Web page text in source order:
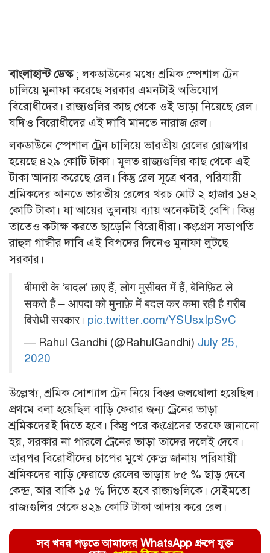
বাংলাহান্ট ডেস্ক; লকডাউনের মধ্যে শ্রমিক স্পেশাল ট্রেন
চালিয়ে মুনাফা করেছে সরকার এমনটাই অভিযোগ
বিরোধীদের। রাজ্যগুলির কাছ থেকে ওই ভাড়া নিয়েছে রেল।
যদিও বিরোধীদের এই দাবি মানতে নারাজ রেল।
লকডাউনে স্পেশাল ট্রেন চালিয়ে ভারতীয় রেলের রোজগার
হয়েছে ৪২৯ কোটি টাকা। মূলত রাজ্যগুলির কাছ থেকে এই
টাকা আদায় করেছে রেল। কিন্তু রেল সূত্রে খবর, পরিযায়ী
শ্রমিকদের আনতে ভারতীয় রেলের খরচ মোট ২ হাজার ১৪২
কোটি টাকা। যা আয়ের তুলনায় ব্যায় অনেকটাই বেশি। কিন্তু
তাতেও কটাক্ষ করতে ছাড়েনি বিরোধীরা। কংগ্রেস সভাপতি
রাহুল গান্ধীর দাবি এই বিপদের দিনেও মুনাফা লুটছে
সরকার।
बीमारी के ‘बादल’ छाए हैं, लोग मुसीबत में हैं, बेनिफ़िट ले
सकते हैं – आपदा को मुनाफ़े में बदल कर कमा रही है ग़रीब
विरोधी सरकार। pic.twitter.com/YSUsxIpSvC
— Rahul Gandhi (@RahulGandhi) July 25,
2020
উল্লেখ্য, শ্রমিক সোশ্যাল ট্রেন নিয়ে বিস্তর জলঘোলা হয়েছিল।
প্রথমে বলা হয়েছিল বাড়ি ফেরার জন্য ট্রেনের ভাড়া
শ্রমিকদেরই দিতে হবে। কিন্তু পরে কংগ্রেসের তরফে জানানো
হয়, সরকার না পারলে ট্রেনের ভাড়া তাদের দলেই দেবে।
তারপর বিরোধীদের চাপের মুখে কেন্দ্র জানায় পরিযায়ী
শ্রমিকদের বাড়ি ফেরাতে রেলের ভাড়ায় ৮৫ % ছাড় দেবে
কেন্দ্র, আর বাকি ১৫ % দিতে হবে রাজ্যগুলিকে। সেইমতো
রাজ্যগুলির থেকে ৪২৯ কোটি টাকা আদায় করে রেল।
সব খবর পড়তে আমাদের WhatsApp গ্রুপে যুক্ত